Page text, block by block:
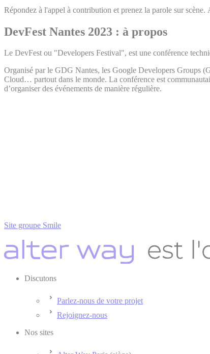
Répondez à l'appel à contribution et prenez la parole sur
DevFest Nantes 2023 : à propos
Le DevFest ou "Developers Festival", est une conférence
Organisé par le GDG Nantes, les Google Developers Groups
Cloud… partout dans le monde. La conférence est
d’organiser des événements de manière régulière.
Site groupe Smile
Discutons
Parlez-nous de votre projet
Rejoignez-nous
Nos sites